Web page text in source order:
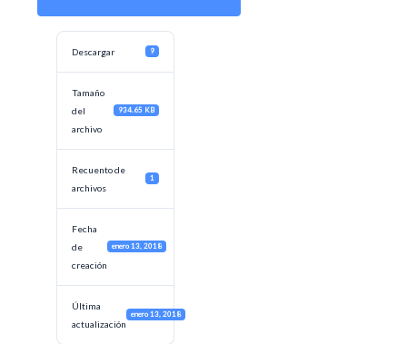
Descargar 9
Tamaño
del
archivo
934.65 KB
Recuento de
archivos
1
Fecha
de
creación
enero 13, 2018
Última
actualización
enero 13, 2018